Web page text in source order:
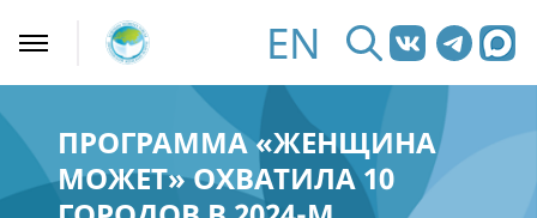
EN
ПРОГРАММА «ЖЕНЩИНА
МОЖЕТ» ОХВАТИЛА 10